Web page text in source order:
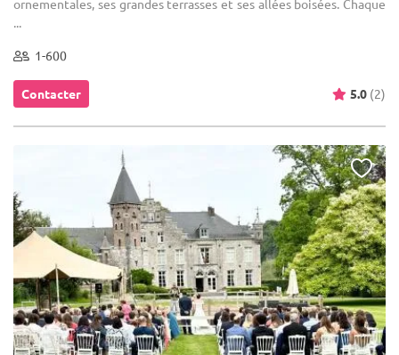
ornementales, ses grandes terrasses et ses allées boisées. Chaque
...
1-600
Contacter 5.0 (2)